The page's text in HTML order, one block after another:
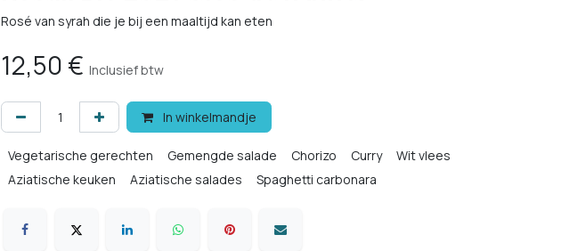
Rosé van syrah die je bij een maaltijd kan eten
12,50 € Inclusief btw
In winkelmandje
Vegetarische gerechten Gemengde salade Chorizo Curry
Wit vlees
Aziatische keuken
Aziatische salades Spaghetti carbonara